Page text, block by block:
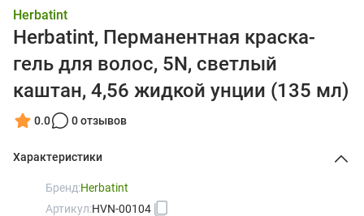
Herbatint
Herbatint, Перманентная краска-
гель для волос, 5N, светлый
каштан, 4,56 жидкой унции (135 мл)
0.0 0 отзывов
Характеристики
Бренд:Herbatint
Артикул:HVN-00104